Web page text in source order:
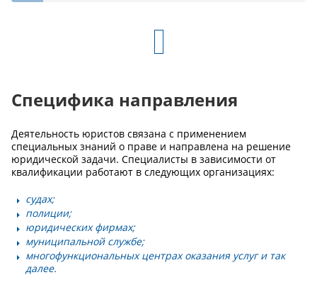
Специфика направления
Деятельность юристов связана с применением
специальных знаний о праве и направлена на решение
юридической задачи. Специалисты в зависимости от
квалификации работают в следующих организациях:
судах;
полиции;
юридических фирмах;
муниципальной службе;
многофункциональных центрах оказания услуг и так
далее.